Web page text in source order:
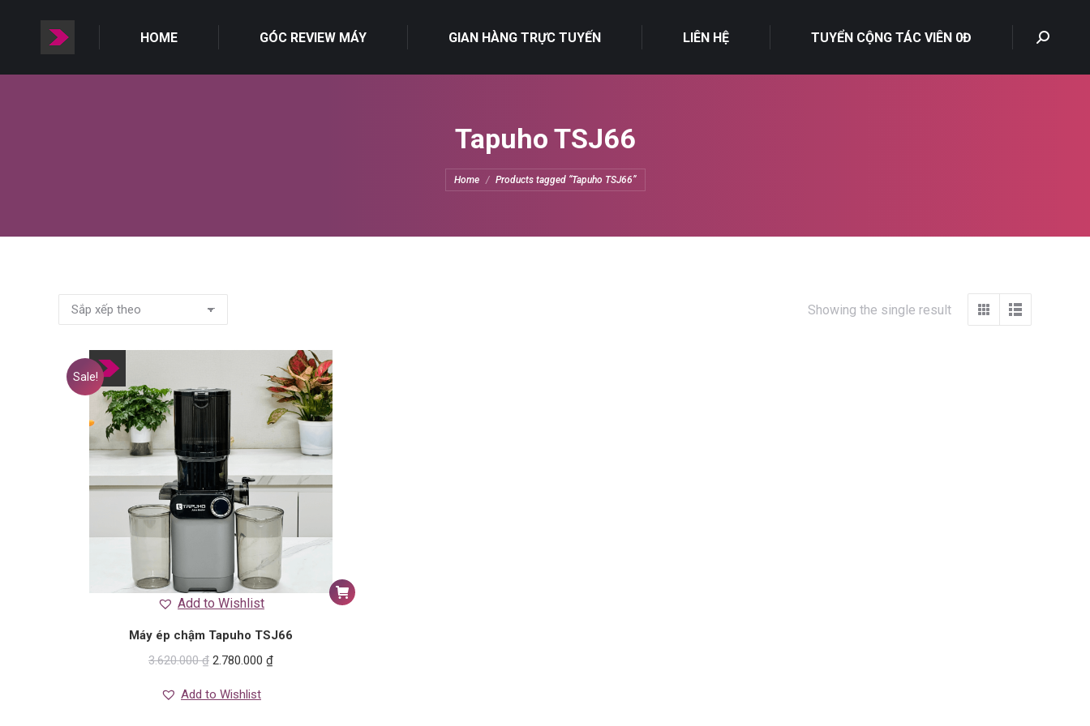
HOME GÓC REVIEW MÁY GIAN HÀNG TRỰC TUYẾN LIÊN HỆ TUYỂN CỘNG TÁC VIÊN 0Đ
Tapuho TSJ66
You are here:
Home Products tagged “Tapuho TSJ66”
Showing the single result
Sale!
Add to Wishlist
Máy ép chậm Tapuho TSJ66
3.620.000₫ 2.780.000 ₫
Add to Wishlist